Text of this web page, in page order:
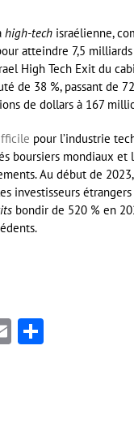
high-tech israélienne,
atteindre 7,5
High Tech Exit du
de 38 %, passant de
de dollars à 167
pour l’industrie
boursiers mondiaux
Au début de
investisseurs
bondir de 520 % en
Email